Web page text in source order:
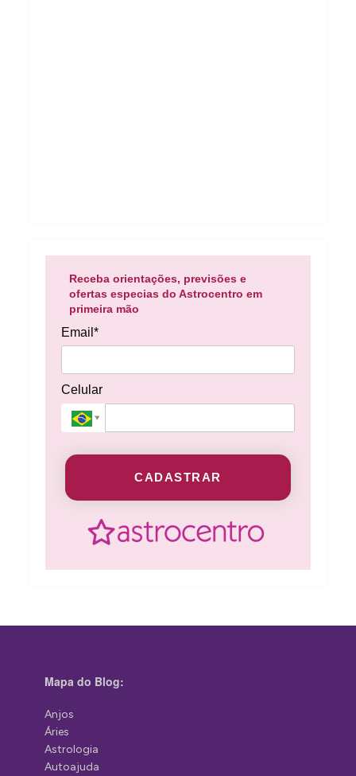
Receba orientações, previsões e
ofertas especias do Astrocentro em
primeira mão
Email*
Celular
CADASTRAR
Mapa do Blog:
Anjos
Áries
Astrologia
Autoajuda